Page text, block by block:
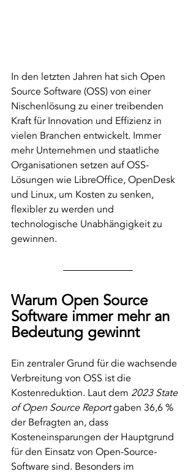
In den letzten Jahren hat sich Open
Source Software (OSS) von einer
Nischenlösung zu einer treibenden
Kraft für Innovation und Effizienz in
vielen Branchen entwickelt. Immer
mehr Unternehmen und staatliche
Organisationen setzen auf OSS-
Lösungen wie LibreOffice, OpenDesk
und Linux, um Kosten zu senken,
flexibler zu werden und
technologische Unabhängigkeit zu
gewinnen.
Warum Open Source
Software immer mehr an
Bedeutung gewinnt
Ein zentraler Grund für die wachsende
Verbreitung von OSS ist die
Kostenreduktion. Laut dem 2023 State
of Open Source Report gaben 36,6 %
der Befragten an, dass
Kosteneinsparungen der Hauptgrund
für den Einsatz von Open-Source-
Software sind. Besonders im